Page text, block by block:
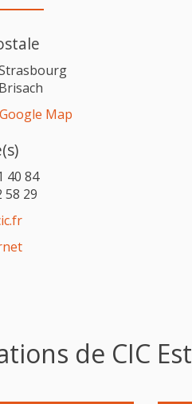
Map
40 84
58 29
de CIC Est